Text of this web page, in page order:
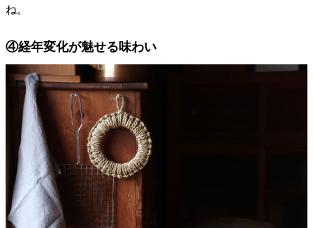
ね。
④経年変化が魅せる味わい